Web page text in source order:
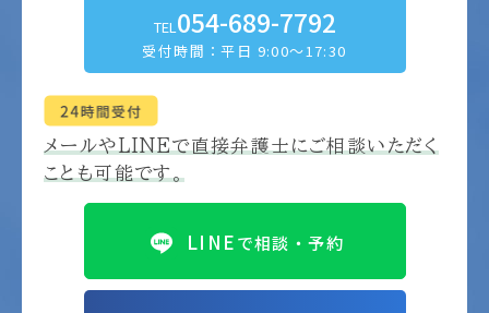
TEL054-689-7792
受付時間：平日 9:00～17:30
メールやLINEで直接弁護士にご相談いただく
ことも可能です。
LINEで相談・予約